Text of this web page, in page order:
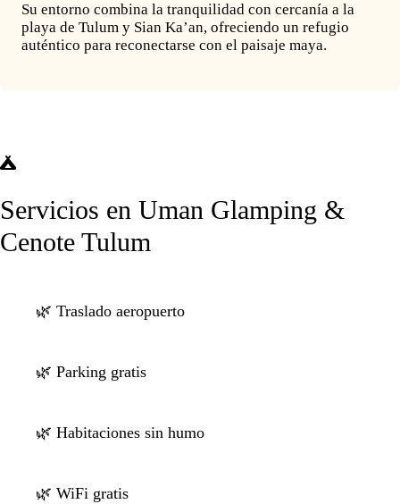
Su entorno combina la tranquilidad con cercanía a la
playa de Tulum y Sian Ka’an, ofreciendo un refugio
auténtico para reconectarse con el paisaje maya.
Servicios en Uman Glamping &
Cenote Tulum
🌿 Traslado aeropuerto
🌿 Parking gratis
🌿 Habitaciones sin humo
🌿 WiFi gratis